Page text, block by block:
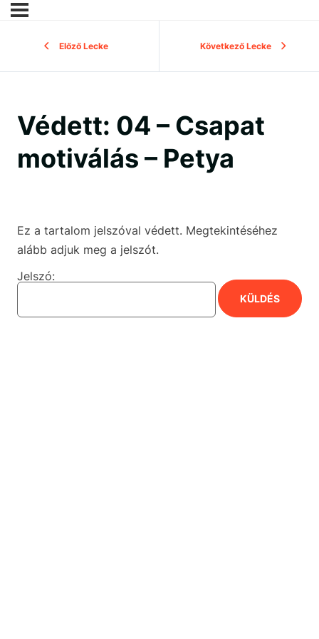
Előző Lecke Következő Lecke
Védett: 04 – Csapat
motiválás – Petya
Ez a tartalom jelszóval védett. Megtekintéséhez
alább adjuk meg a jelszót.
Jelszó: